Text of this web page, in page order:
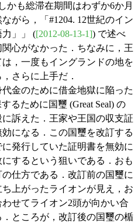
かも総滞在期間はわずか6か月
がら，「#1204. 12世紀のイン
」」 ([2012-08-13-1]) で述べ
心がなかった．ちなみに，王
，一度もイングランドの地を
さらに上手だ．
金のために借金地獄に陥った
るために国璽 (Great Seal) の
訴えた．王家や王国の収支証
になる．この国璽を改訂する
発行していた証明書を無効に
するという狙いである．おも
仕方である．改訂前の国璽に
上がったライオンが見え，お
せてライオン2頭が向かい合
ところが，改訂後の国璽の楯